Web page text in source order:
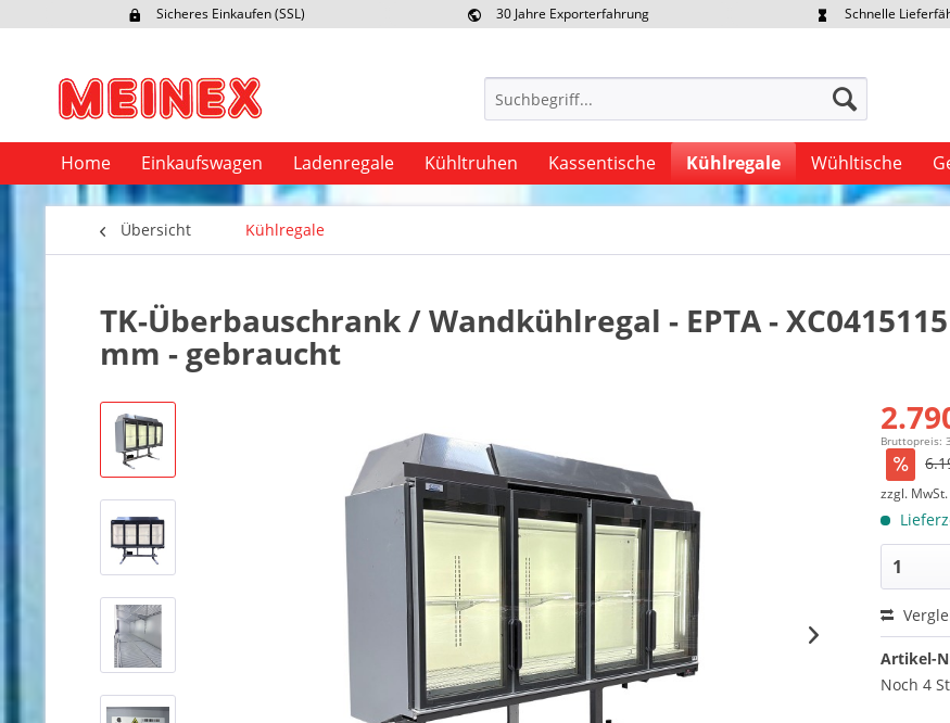
Sicheres Einkaufen (SSL)
30 Jahre Exporterfahrung
Schnelle
Home Einkaufswagen Ladenregale Kühltruhen Kassentische Kühlregale Wühltische
Übersicht Kühlregale
TK-Überbauschrank / Wandkühlregal - EPTA -
mm - gebraucht
Bruttopreis:
zzgl.
Artikel-
Noch 4